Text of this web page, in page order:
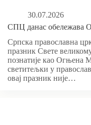
30.07.2026
СПЦ данас обележава
Српска православна
празник Свете
познатије као Огњена
светитељки у
овај празник није…